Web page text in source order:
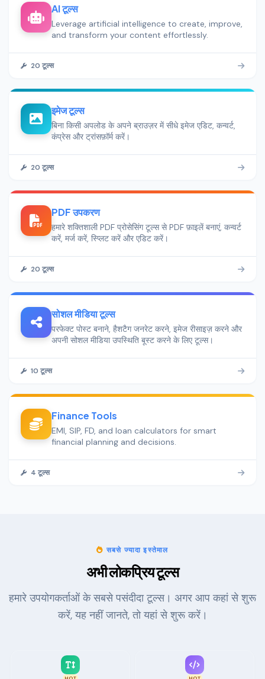
AI टूल्स
Leverage artificial intelligence to create, improve,
and transform your content effortlessly.
20 टूल्स
इमेज टूल्स
बिना किसी अपलोड के अपने ब्राउज़र में सीधे इमेज एडिट, कन्वर्ट,
कंप्रेस और ट्रांसफ़ॉर्म करें।
20 टूल्स
PDF उपकरण
हमारे शक्तिशाली PDF प्रोसेसिंग टूल्स से PDF फ़ाइलें बनाएं, कन्वर्ट
करें, मर्ज करें, स्प्लिट करें और एडिट करें।
20 टूल्स
सोशल मीडिया टूल्स
परफेक्ट पोस्ट बनाने, हैशटैग जनरेट करने, इमेज रीसाइज़ करने और
अपनी सोशल मीडिया उपस्थिति बूस्ट करने के लिए टूल्स।
10 टूल्स
Finance Tools
EMI, SIP, FD, and loan calculators for smart
financial planning and decisions.
4 टूल्स
सबसे ज्यादा इस्तेमाल
अभी लोकप्रिय टूल्स
हमारे उपयोगकर्ताओं के सबसे पसंदीदा टूल्स। अगर आप कहां से शुरू
करें, यह नहीं जानते, तो यहां से शुरू करें।